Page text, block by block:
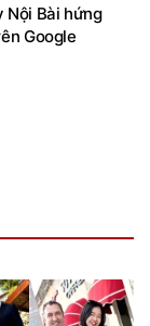
Nội Bài hứng
Google